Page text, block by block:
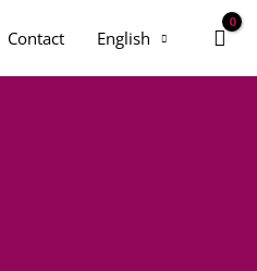
Contact English